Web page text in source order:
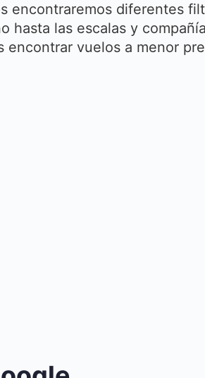
encontraremos diferentes
hasta las escalas y
encontrar vuelos a menor